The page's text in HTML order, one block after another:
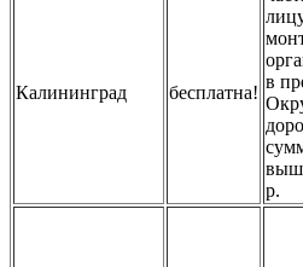
Калининград бесплатна!
в
р.